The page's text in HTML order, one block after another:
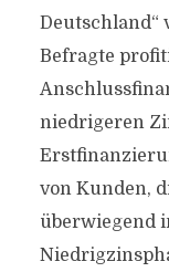
Deutschland“
Befragte
niedrigeren
von Kunden,
überwiegend